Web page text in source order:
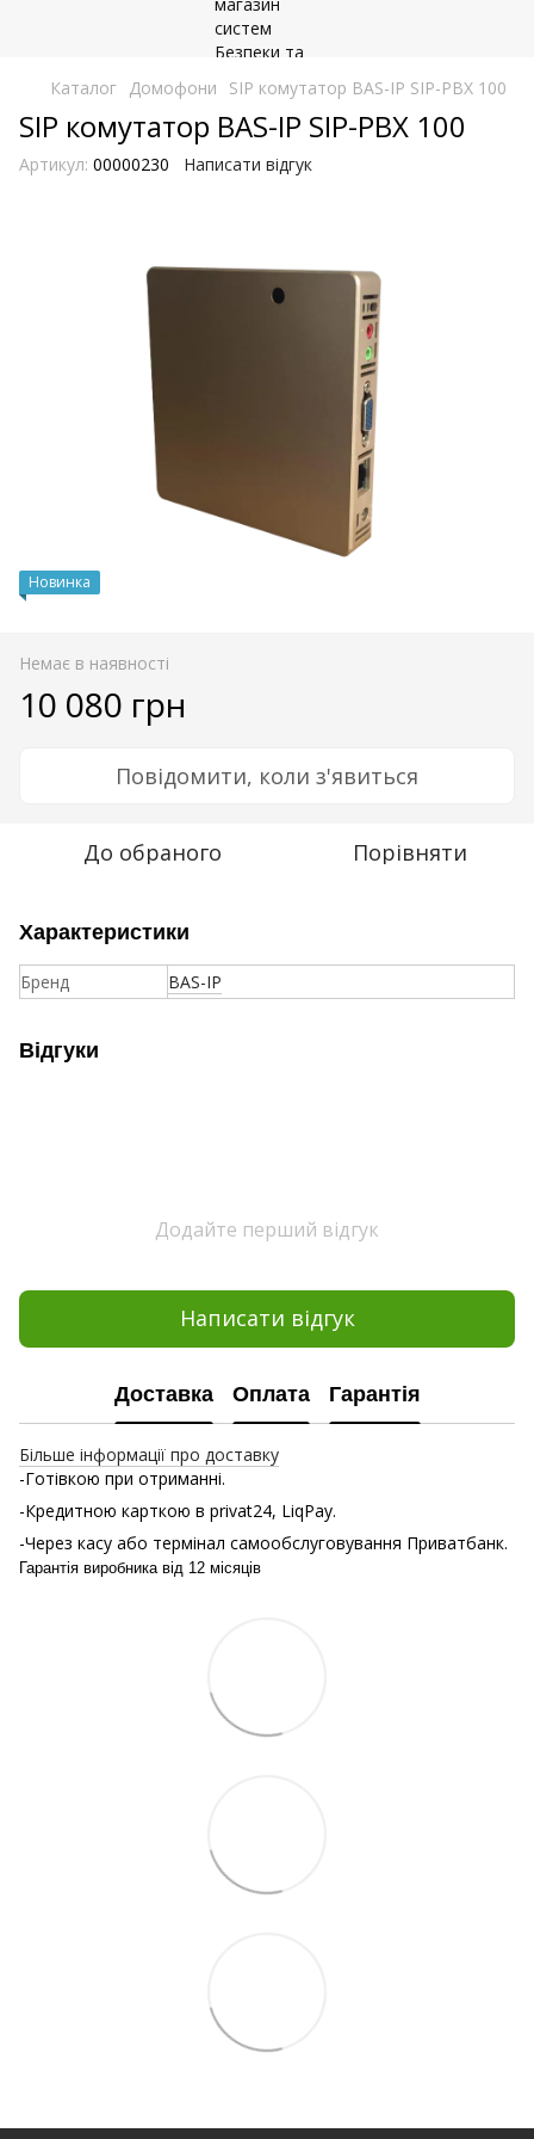
Каталог Домофони SIP комутатор BAS-IP SIP-PBX 100
SIP комутатор BAS-IP SIP-PBX 100
Артикул: 00000230 Написати відгук
Новинка
Немає в наявності
10 080 грн
Повідомити, коли з'явиться
До обраного Порівняти
Характеристики
Бренд BAS-IP
Відгуки
Додайте перший відгук
Написати відгук
Доставка Оплата Гарантія
Більше інформації про доставку
-Готівкою при отриманні.
-Кредитною карткою в privat24, LiqPay.
-Через касу або термінал самообслуговування Приватбанк.
Гарантія виробника від 12 місяців